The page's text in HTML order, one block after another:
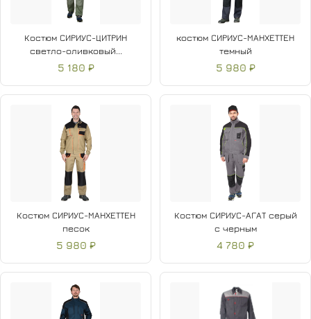
Костюм СИРИУС-ЦИТРИН
светло-оливковый...
5 180 ₽
костюм СИРИУС-МАНХЕТТЕН
темный
5 980 ₽
Костюм СИРИУС-МАНХЕТТЕН
песок
5 980 ₽
Костюм СИРИУС-АГАТ серый
с черным
4 780 ₽